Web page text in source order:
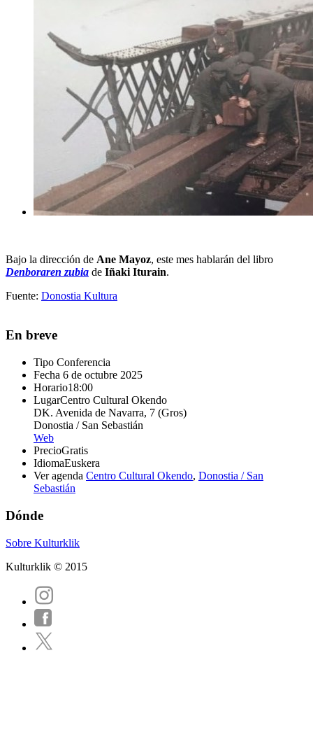
Bajo la dirección de Ane Mayoz, este mes hablarán del libro
Denboraren zubia de Iñaki Iturain.
Fuente: Donostia Kultura
En breve
Tipo Conferencia
Fecha 6 de octubre 2025
Horario18:00
LugarCentro Cultural Okendo
DK. Avenida de Navarra, 7 (Gros)
Donostia / San Sebastián
Web
PrecioGratis
IdiomaEuskera
Ver agenda Centro Cultural Okendo, Donostia / San
Sebastián
Dónde
Sobre Kulturklik
Kulturklik © 2015